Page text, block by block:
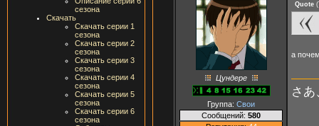
сезона
Скачать
Скачать серии 1
сезона
Скачать серии 2
сезона
Скачать серии 3
сезона
Скачать серии 4
сезона
Скачать серии 5
сезона
Скачать серии 6
сезона
Цундере
Группа: Свои
Сообщений: 580
Quote (
а
さ